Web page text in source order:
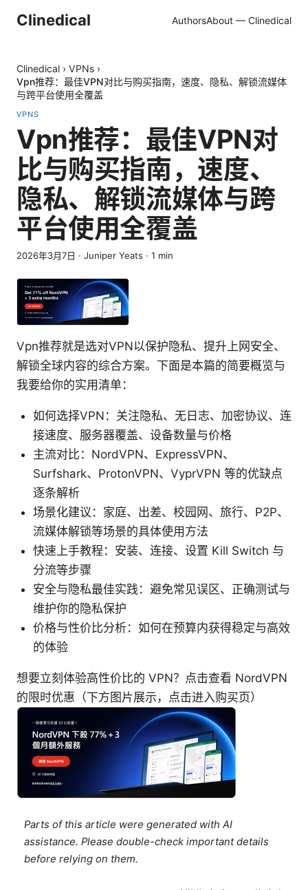
Clinedical AuthorsAbout — Clinedical
Clinedical › VPNs ›
Vpn推荐：最佳VPN对比与购买指南，速度、隐私、解锁流媒体
与跨平台使用全覆盖
VPNS
Vpn推荐：最佳VPN对
比与购买指南，速度、
隐私、解锁流媒体与跨
平台使用全覆盖
2026年3月7日 · Juniper Yeats · 1 min
Vpn推荐就是选对VPN以保护隐私、提升上网安全、
解锁全球内容的综合方案。下面是本篇的简要概览与
我要给你的实用清单：
如何选择VPN：关注隐私、无日志、加密协议、连
接速度、服务器覆盖、设备数量与价格
主流对比：NordVPN、ExpressVPN、
Surfshark、ProtonVPN、VyprVPN 等的优缺点
逐条解析
场景化建议：家庭、出差、校园网、旅行、P2P、
流媒体解锁等场景的具体使用方法
快速上手教程：安装、连接、设置 Kill Switch 与
分流等步骤
安全与隐私最佳实践：避免常见误区、正确测试与
维护你的隐私保护
价格与性价比分析：如何在预算内获得稳定与高效
的体验
想要立刻体验高性价比的 VPN？点击查看 NordVPN
的限时优惠（下方图片展示，点击进入购买页）
Parts of this article were generated with AI
assistance. Please double-check important details
before relying on them.